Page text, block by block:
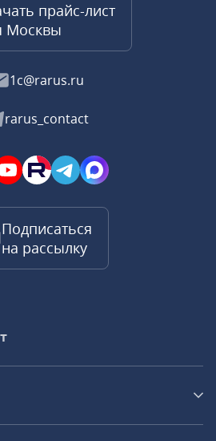
прайс-лист
Москвы
1c@rarus.ru
rarus_contact
Подписаться
на рассылку